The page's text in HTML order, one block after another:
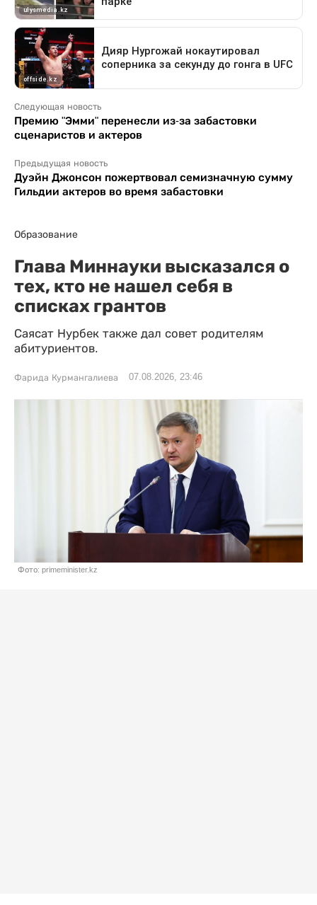
Следующая новость
Премию "Эмми" перенесли из-за забастовки
сценаристов и актеров
Предыдущая новость
Дуэйн Джонсон пожертвовал семизначную сумму
Гильдии актеров во время забастовки
Образование
Глава Миннауки высказался о
тех, кто не нашел себя в
списках грантов
Саясат Нурбек также дал совет родителям
абитуриентов.
Фарида Курмангалиева 07.08.2026, 23:46
Фото: primeminister.kz